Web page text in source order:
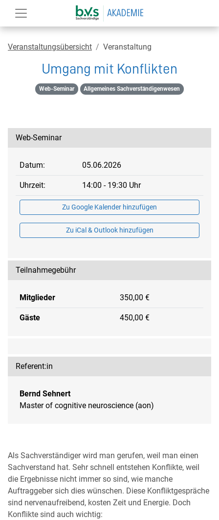
Veranstaltungsübersicht Veranstaltung
Umgang mit Konflikten
Web-Seminar Allgemeines Sachverständigenwesen
Web-Seminar
Datum: 05.06.2026
Uhrzeit: 14:00 - 19:30 Uhr
Zu Google Kalender hinzufügen
Zu iCal & Outlook hinzufügen
Teilnahmegebühr
Mitglieder 350,00 €
Gäste 450,00 €
Referent:in
Bernd Sehnert
Master of cognitive neuroscience (aon)
Als Sachverständiger wird man gerufen, weil man einen
Sachverstand hat. Sehr schnell entstehen Konflikte, weil
die Ergebnisse nicht immer so sind, wie manche
Auftraggeber sich dies wünschen. Diese Konfliktgespräche
sind nervenaufreibend, kosten Zeit und Energie. Doch
Konflikte sind auch wichtig: